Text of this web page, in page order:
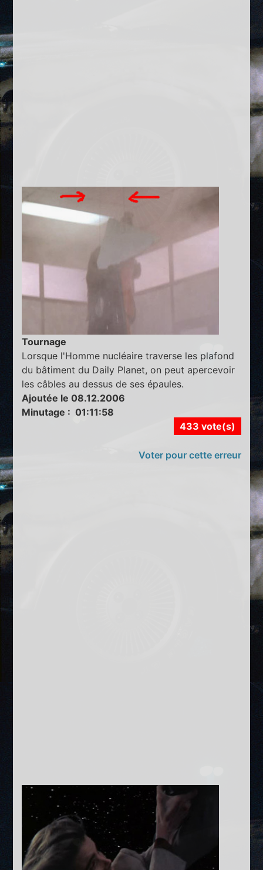
Tournage
Lorsque l'Homme nucléaire traverse les plafond
du bâtiment du Daily Planet, on peut apercevoir
les câbles au dessus de ses épaules.
Ajoutée le 08.12.2006
Minutage : 01:11:58
433 vote(s)
Voter pour cette erreur